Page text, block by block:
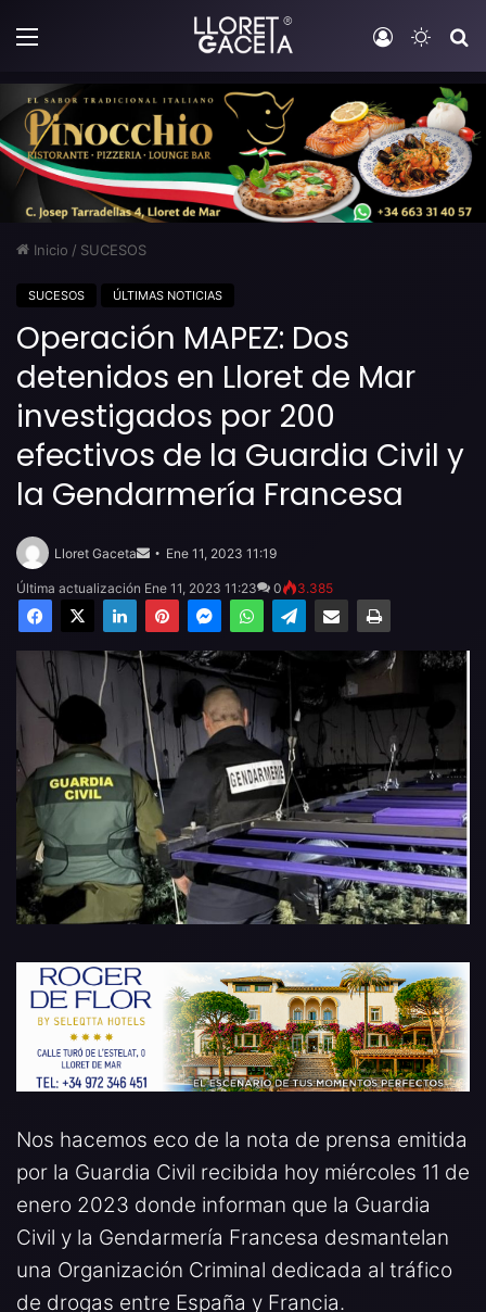
Menú Iniciar
Inicio / SUCESOS
SUCESOS ÚLTIMAS NOTICIAS
Operación MAPEZ: Dos
detenidos en Lloret de Mar
investigados por 200
efectivos de la Guardia Civil y
la Gendarmería Francesa
Lloret Gaceta
email
Ene 11, 2023 11:19
Última actualización Ene 11, 2023 11:23 0 3.385
Facebook
X LinkedInPinterestMessengerWhatsAppTelegramCompartir por email Imprimir
Nos hacemos eco de la nota de prensa emitida
por la Guardia Civil recibida hoy miércoles 11 de
enero 2023 donde informan que la Guardia
Civil y la Gendarmería Francesa desmantelan
una Organización Criminal dedicada al tráfico
de drogas entre España y Francia.